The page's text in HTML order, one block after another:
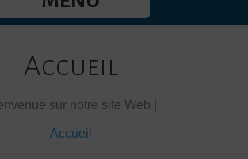
Accueil
sur notre site Web |
Accueil